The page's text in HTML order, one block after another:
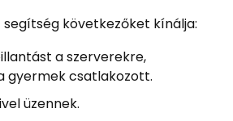
segítség következőket kínálja:
a szerverekre,
gyermek csatlakozott.
üzennek.